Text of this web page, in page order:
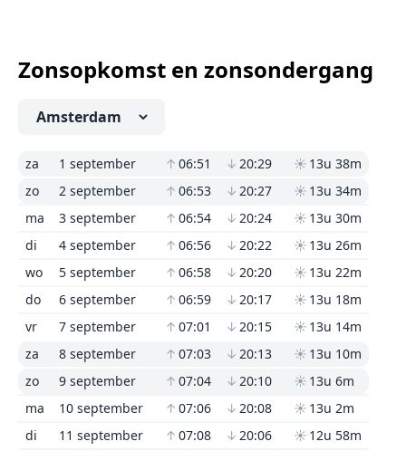
Zonsopkomst en zonsondergang
za 1 september ↑ 06:51 ↓ 20:29 ☀ 13u 38m
zo
2 september ↑ 06:53 ↓ 20:27 ☀ 13u 34m
ma
3 september ↑ 06:54 ↓ 20:24 ☀ 13u 30m
di
4 september ↑ 06:56 ↓ 20:22 ☀ 13u 26m
wo
5 september ↑ 06:58 ↓ 20:20 ☀ 13u 22m
do
6 september ↑ 06:59 ↓ 20:17 ☀ 13u 18m
vr
7 september ↑ 07:01 ↓ 20:15 ☀ 13u 14m
za
8 september ↑ 07:03 ↓ 20:13 ☀ 13u 10m
zo
9 september ↑ 07:04 ↓ 20:10 ☀ 13u 6m
ma
10 september ↑ 07:06 ↓ 20:08 ☀ 13u 2m
di
11 september ↑ 07:08 ↓ 20:06 ☀ 12u 58m